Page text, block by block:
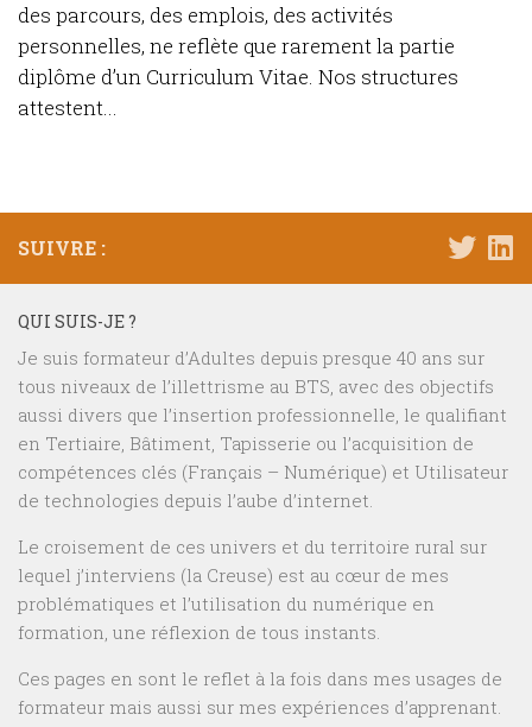
des parcours, des emplois, des activités
personnelles, ne reflète que rarement la partie
diplôme d’un Curriculum Vitae. Nos structures
attestent...
SUIVRE :
QUI SUIS-JE ?
Je suis formateur d’Adultes depuis presque 40 ans sur
tous niveaux de l’illettrisme au BTS, avec des objectifs
aussi divers que l’insertion professionnelle, le qualifiant
en Tertiaire, Bâtiment, Tapisserie ou l’acquisition de
compétences clés (Français – Numérique) et Utilisateur
de technologies depuis l’aube d’internet.
Le croisement de ces univers et du territoire rural sur
lequel j’interviens (la Creuse) est au cœur de mes
problématiques et l’utilisation du numérique en
formation, une réflexion de tous instants.
Ces pages en sont le reflet à la fois dans mes usages de
formateur mais aussi sur mes expériences d’apprenant.